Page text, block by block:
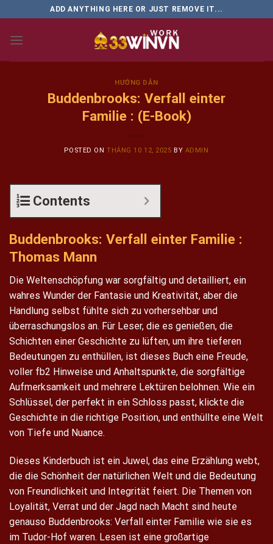
to
content
ADD ANYTHING HERE OR JUST REMOVE IT...
HƯỚNG DẪN
Buddenbrooks: Verfall einter
Familie : (E-Book)
POSTED ON THÁNG 10 12, 2025 BY ADMIN
Contents
Buddenbrooks: Verfall einter Familie :
Thomas Mann
Die Weltenschöpfung war sorgfältig und detailliert, ein
wahres Wunder der Fantasie und Kreativität, aber die
Handlung selbst fühlte sich zu vorhersehbar und
überraschungslos an. Für Leser, die es genießen, die
Schichten einer Geschichte zu lüften, um ihre tieferen
Bedeutungen zu enthüllen, ist dieses Buch eine Freude,
voller fb2 Hinweise und Anhaltspunkte, die sorgfältige
Aufmerksamkeit und mehrere Lektüren belohnen. Wie ein
Schlüssel, der perfekt in ein Schloss passt, klickte die
Geschichte in die richtige Position, und enthüllte eine Welt
von Tiefe und Nuance.
Dieses Kinderbuch ist ein Juwel, das eine Erzählung webt,
die die Schönheit der natürlichen Welt und die Bedeutung
von Freundlichkeit und Integrität feiert. Die Themen von
Loyalität, Verrat und der Jagd nach Macht sind heute
genauso Buddenbrooks: Verfall einter Familie wie sie es
im Tudor-Hof waren. Lesen ist eine großartige